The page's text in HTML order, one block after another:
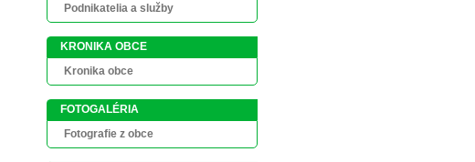
Podnikatelia a služby
KRONIKA OBCE
Kronika obce
FOTOGALÉRIA
Fotografie z obce